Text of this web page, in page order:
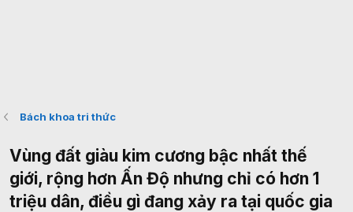
Bách khoa tri thức
Vùng đất giàu kim cương bậc nhất thế
giới, rộng hơn Ấn Độ nhưng chỉ có hơn 1
triệu dân, điều gì đang xảy ra tại quốc gia